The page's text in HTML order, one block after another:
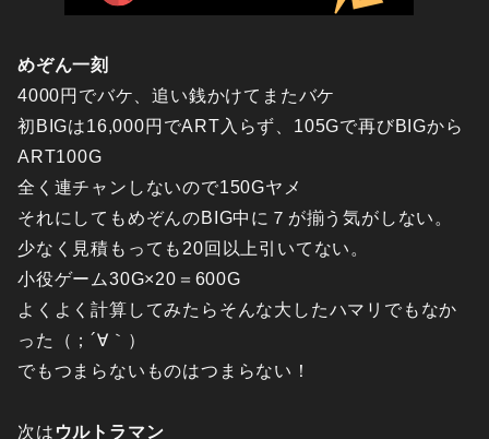
めぞん一刻
4000円でバケ、追い銭かけてまたバケ
初BIGは16,000円でART入らず、105Gで再びBIGから
ART100G
全く連チャンしないので150Gヤメ
それにしてもめぞんのBIG中に７が揃う気がしない。
少なく見積もっても20回以上引いてない。
小役ゲーム30G×20＝600G
よくよく計算してみたらそんな大したハマリでもなか
った
（；´∀｀）
でもつまらないものはつまらない！
次は ウルトラマン